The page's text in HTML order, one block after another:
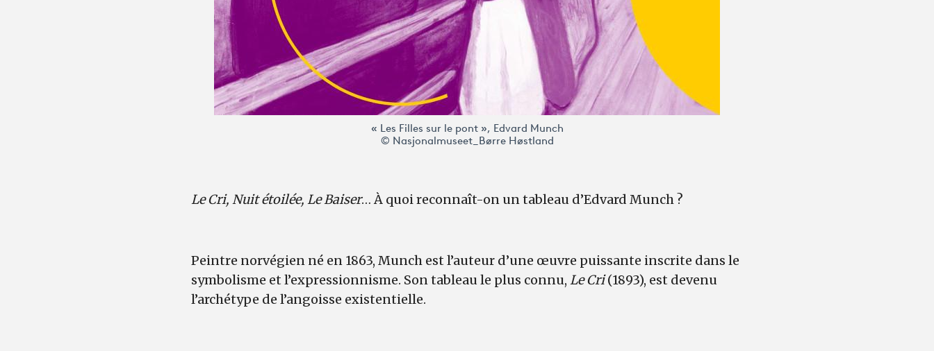
« Les Filles sur le pont », Edvard Munch
© Nasjonalmuseet_Børre Høstland
Le Cri, Nuit étoilée, Le Baiser… À quoi reconnaît-on un tableau d’Edvard Munch ?
Peintre norvégien né en 1863, Munch est l’auteur d’une œuvre puissante inscrite dans le
symbolisme et l’expressionnisme. Son tableau le plus connu, Le Cri(1893), est devenu
l’archétype de l’angoisse existentielle.